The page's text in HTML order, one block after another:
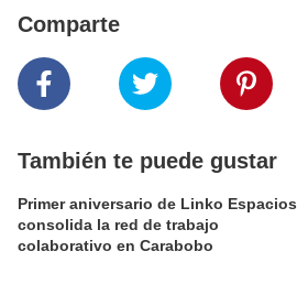
Comparte
También te puede gustar
Primer aniversario de Linko Espacios
consolida la red de trabajo
colaborativo en Carabobo